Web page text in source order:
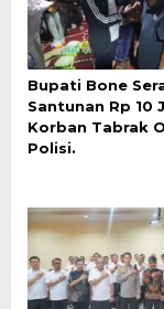
Bupati Bone
Santunan Rp 10
Korban Tabrak
Polisi.